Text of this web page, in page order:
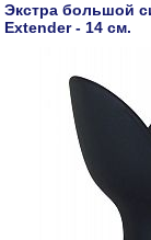
Экстра большой
Extender - 14 см.